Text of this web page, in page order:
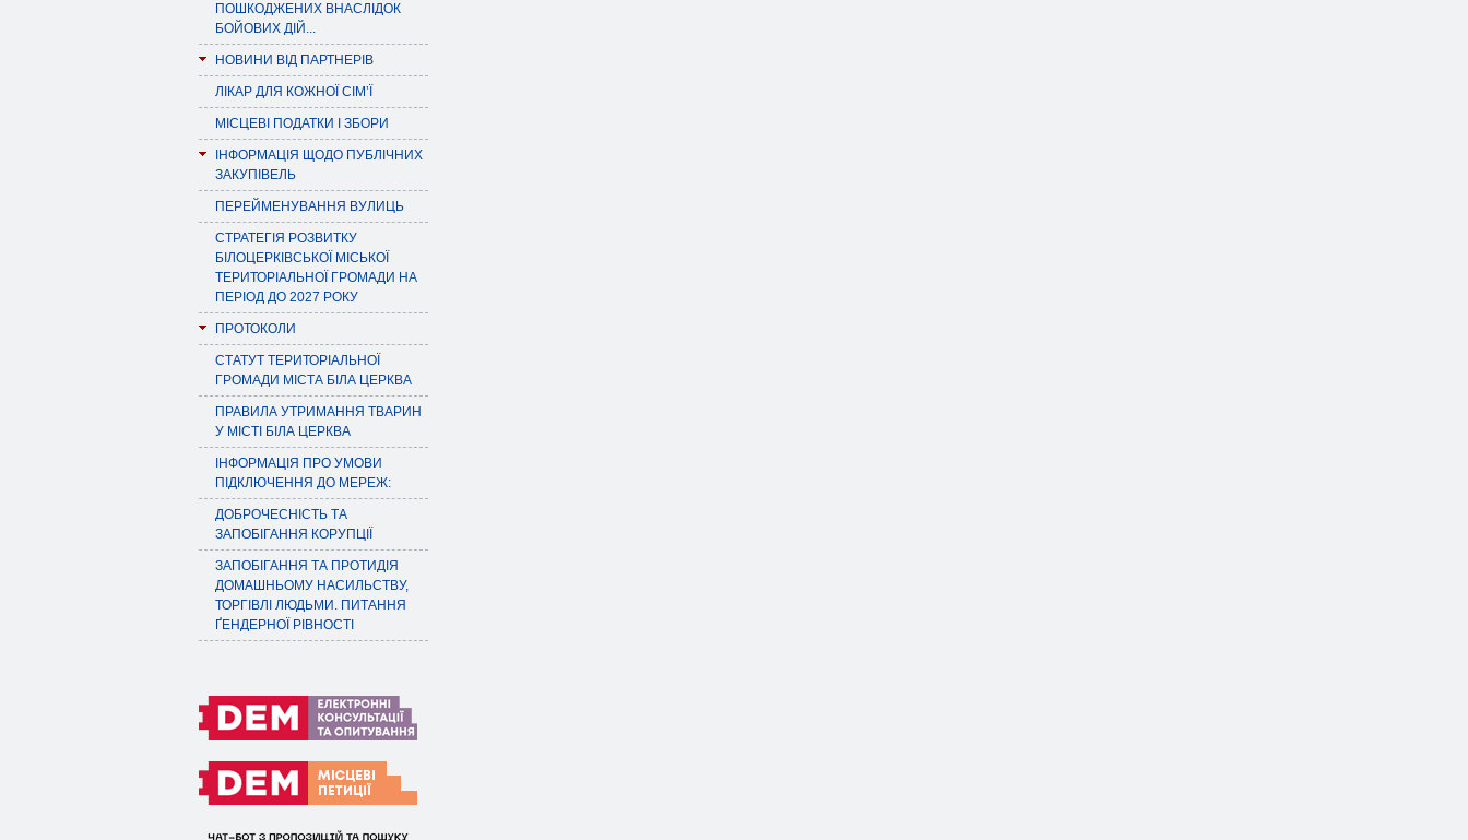
ПОШКОДЖЕНИХ ВНАСЛІДОК
БОЙОВИХ ДІЙ...
НОВИНИ ВІД ПАРТНЕРІВ
ЛІКАР ДЛЯ КОЖНОЇ СІМ’Ї
МІСЦЕВІ ПОДАТКИ І ЗБОРИ
ІНФОРМАЦІЯ ЩОДО ПУБЛІЧНИХ
ЗАКУПІВЕЛЬ
ПЕРЕЙМЕНУВАННЯ ВУЛИЦЬ
СТРАТЕГІЯ РОЗВИТКУ
БІЛОЦЕРКІВСЬКОЇ МІСЬКОЇ
ТЕРИТОРІАЛЬНОЇ ГРОМАДИ НА
ПЕРІОД ДО 2027 РОКУ
ПРОТОКОЛИ
СТАТУТ ТЕРИТОРІАЛЬНОЇ
ГРОМАДИ МІСТА БІЛА ЦЕРКВА
ПРАВИЛА УТРИМАННЯ ТВАРИН
У МІСТІ БІЛА ЦЕРКВА
ІНФОРМАЦІЯ ПРО УМОВИ
ПІДКЛЮЧЕННЯ ДО МЕРЕЖ:
ДОБРОЧЕСНІСТЬ ТА
ЗАПОБІГАННЯ КОРУПЦІЇ
ЗАПОБІГАННЯ ТА ПРОТИДІЯ
ДОМАШНЬОМУ НАСИЛЬСТВУ,
ТОРГІВЛІ ЛЮДЬМИ. ПИТАННЯ
ҐЕНДЕРНОЇ РІВНОСТІ